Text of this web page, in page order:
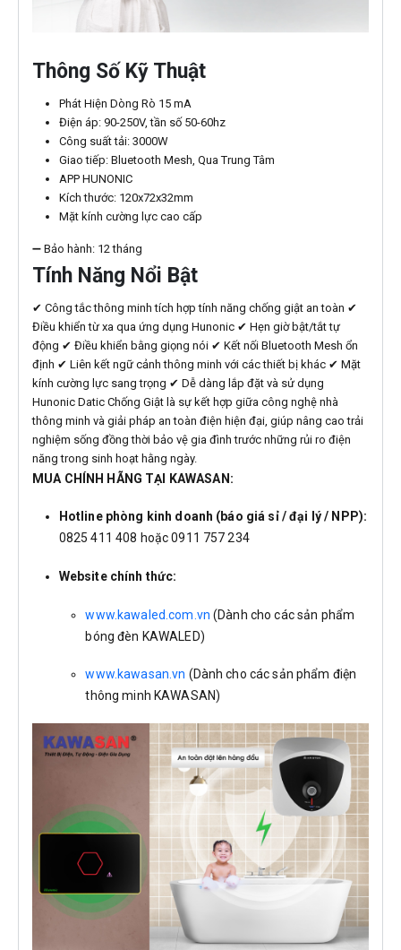
Thông Số Kỹ Thuật
Phát Hiện Dòng Rò 15 mA
Điện áp: 90-250V, tần số 50-60hz
Công suất tải: 3000W
Giao tiếp: Bluetooth Mesh, Qua Trung Tâm
APP HUNONIC
Kích thước: 120x72x32mm
Mặt kính cường lực cao cấp
➖ Bảo hành: 12 tháng
Tính Năng Nổi Bật
✔ Công tắc thông minh tích hợp tính năng chống giật an toàn ✔
Điều khiển từ xa qua ứng dụng Hunonic ✔ Hẹn giờ bật/tắt tự
động ✔ Điều khiển bằng giọng nói ✔ Kết nối Bluetooth Mesh ổn
định ✔ Liên kết ngữ cảnh thông minh với các thiết bị khác ✔ Mặt
kính cường lực sang trọng ✔ Dễ dàng lắp đặt và sử dụng
Hunonic Datic Chống Giật là sự kết hợp giữa công nghệ nhà
thông minh và giải pháp an toàn điện hiện đại, giúp nâng cao trải
nghiệm sống đồng thời bảo vệ gia đình trước những rủi ro điện
năng trong sinh hoạt hằng ngày.
MUA CHÍNH HÃNG TẠI KAWASAN:
Hotline phòng kinh doanh (báo giá sỉ / đại lý / NPP):
0825 411 408 hoặc 0911 757 234
Website chính thức:
www.kawaled.com.vn (Dành cho các sản phẩm
bóng đèn KAWALED)
www.kawasan.vn (Dành cho các sản phẩm điện
thông minh KAWASAN)